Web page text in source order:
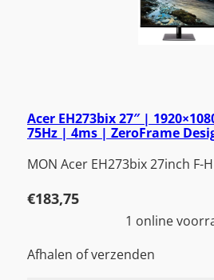
Acer EH273bix 27″ |
75Hz | 4ms | ZeroFrame
MON Acer EH273bix 27inch F-
€183,75
1 online
Afhalen of verzenden